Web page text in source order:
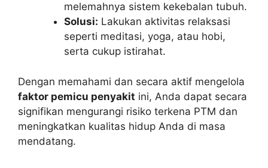
melemahnya sistem kekebalan tubuh.
Solusi: Lakukan aktivitas relaksasi
seperti meditasi, yoga, atau hobi,
serta cukup istirahat.
Dengan memahami dan secara aktif mengelola
faktor pemicu penyakit ini, Anda dapat secara
signifikan mengurangi risiko terkena PTM dan
meningkatkan kualitas hidup Anda di masa
mendatang.